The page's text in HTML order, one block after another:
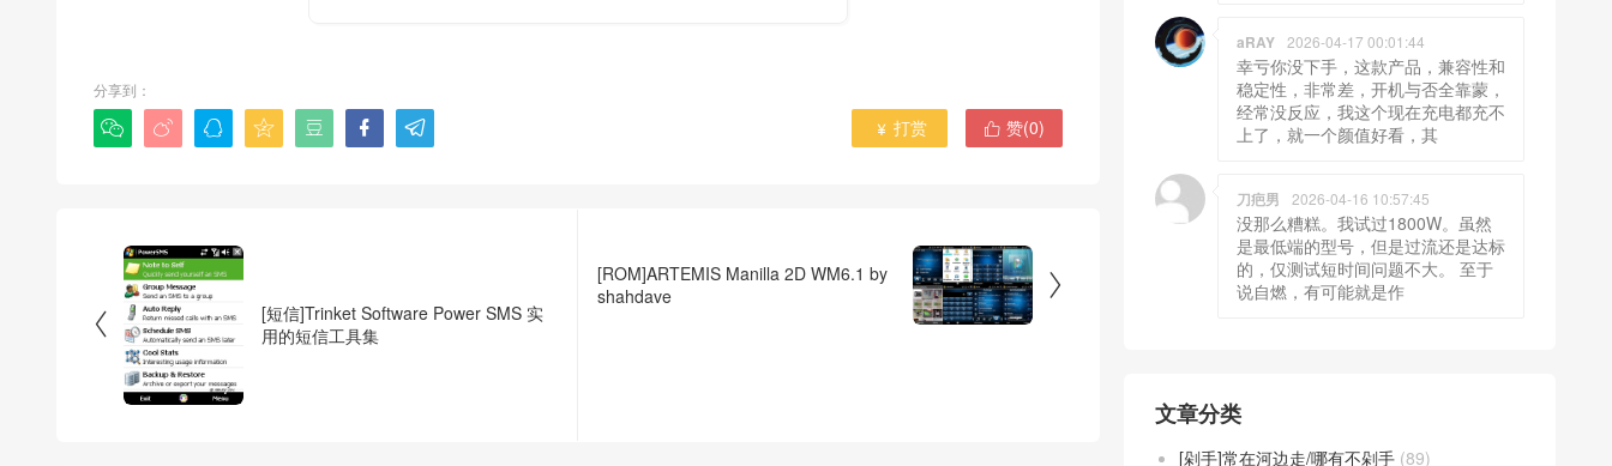
分享到：
        赞(0)
 打赏

[短信]Trinket Software Power SMS 实
用的短信工具集

[ROM]ARTEMIS Manilla 2D WM6.1 by
shahdave
aRAY 2026-04-17 00:01:44
幸亏你没下手，这款产品，兼容性和
稳定性，非常差，开机与否全靠蒙，
经常没反应，我这个现在充电都充不
上了，就一个颜值好看，其
刀疤男 2026-04-16 10:57:45
没那么糟糕。我试过1800W。虽然
是最低端的型号，但是过流还是达标
的，仅测试短时间问题不大。 至于
说自燃，有可能就是作
文章分类
[剁手]常在河边走/哪有不剁手 (89)